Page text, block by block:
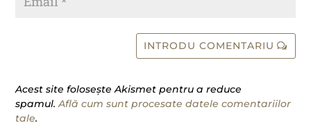
INTRODU COMENTARIU
Acest site folosește Akismet pentru a reduce
spamul.Află cum sunt procesate datele comentariilor
tale.